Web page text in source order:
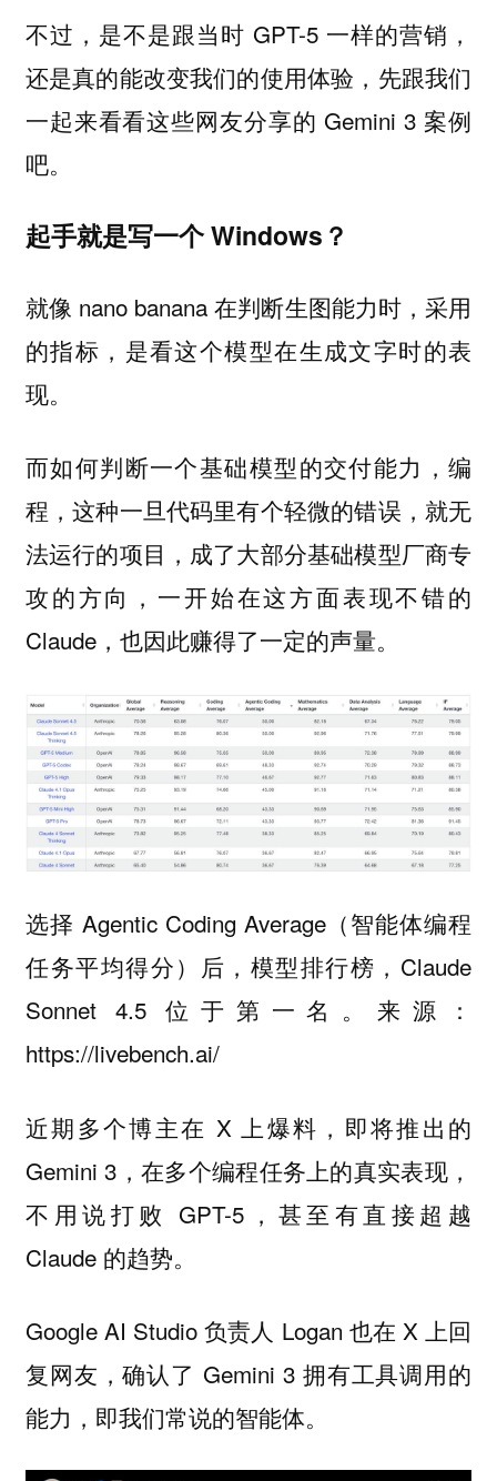
不过，是不是跟当时 GPT-5 一样的营销，
还是真的能改变我们的使用体验，先跟我们
一起来看看这些网友分享的 Gemini 3 案例
吧。
起手就是写一个 Windows？
就像 nano banana 在判断生图能力时，采用
的指标，是看这个模型在生成文字时的表
现。
而如何判断一个基础模型的交付能力，编
程，这种一旦代码里有个轻微的错误，就无
法运行的项目，成了大部分基础模型厂商专
攻的方向，一开始在这方面表现不错的
Claude，也因此赚得了一定的声量。
选择 Agentic Coding Average（智能体编程
任务平均得分）后，模型排行榜，Claude
Sonnet 4.5 位于第一名。来源：
https://livebench.ai/
近期多个博主在 X 上爆料，即将推出的
Gemini 3，在多个编程任务上的真实表现，
不用说打败 GPT-5，甚至有直接超越
Claude 的趋势。
Google AI Studio 负责人 Logan 也在 X 上回
复网友，确认了 Gemini 3 拥有工具调用的
能力，即我们常说的智能体。